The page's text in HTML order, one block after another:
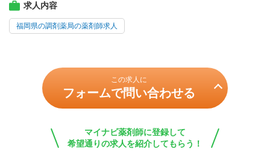
求人内容
福岡県の調剤薬局の薬剤師求人
この求人に
フォームで問い合わせる
マイナビ薬剤師に登録して
希望通りの求人を紹介してもらう！